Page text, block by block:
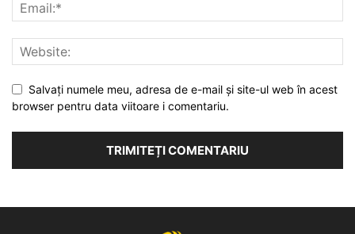
Salvați numele meu, adresa de e-mail și site-ul web în acest
browser pentru data viitoare i comentariu.